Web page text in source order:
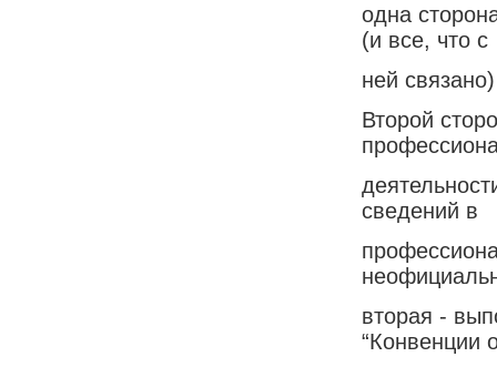
одна
(и все, что с
ней
Второй
сведений в
вторая -
“Конвенции